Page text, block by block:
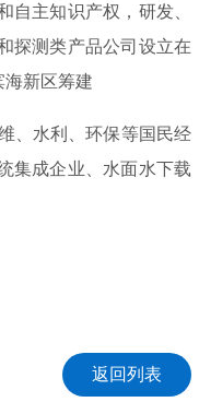
主知识产权，研发、
探测类产品公司设立在
新区筹建
、水利、环保等国民经
集成企业、水面水下载
返回列表